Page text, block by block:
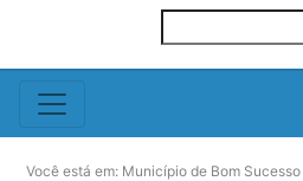
Você está em: Município de Bom Sucesso